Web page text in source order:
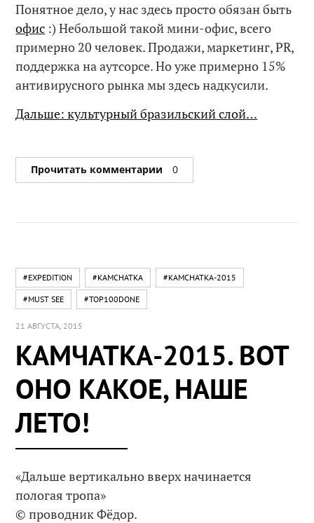
Понятное дело, у нас здесь просто обязан быть
офис :) Небольшой такой мини-офис, всего
примерно 20 человек. Продажи, маркетинг, PR,
поддержка на аутсорсе. Но уже примерно 15%
антивирусного рынка мы здесь надкусили.
Дальше: культурный бразильский слой…
Прочитать комментарии 0
#EXPEDITION #KAMCHATKA #KAMCHATKA-2015
#MUST SEE #TOP100DONE
21 АВГУСТА, 2015
КАМЧАТКА-2015. ВОТ
ОНО КАКОЕ, НАШЕ
ЛЕТО!
«Дальше вертикально вверх начинается
пологая тропа»
© проводник Фёдор.